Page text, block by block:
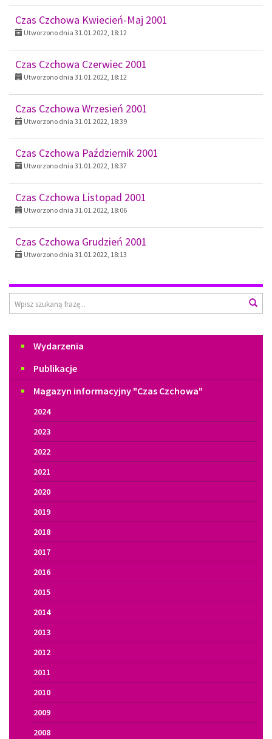
Czas Czchowa Kwiecień-Maj 2001
Utworzono dnia 31.01.2022, 18:12
Czas Czchowa Czerwiec 2001
Utworzono dnia 31.01.2022, 18:12
Czas Czchowa Wrzesień 2001
Utworzono dnia 31.01.2022, 18:39
Czas Czchowa Październik 2001
Utworzono dnia 31.01.2022, 18:37
Czas Czchowa Listopad 2001
Utworzono dnia 31.01.2022, 18:06
Czas Czchowa Grudzień 2001
Utworzono dnia 31.01.2022, 18:13
Wyszukiwarka
MenuWydarzenia
Publikacje
Magazyn informacyjny "Czas Czchowa"
2024
2023
2022
2021
2020
2019
2018
2017
2016
2015
2014
2013
2012
2011
2010
2009
2008